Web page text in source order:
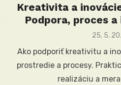
Kreativita a
Podpora, proces
Posted
25. 5.
Ako podporiť kreativitu a
prostredie a procesy.
realizáciu a